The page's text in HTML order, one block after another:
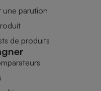
une parution
de produits